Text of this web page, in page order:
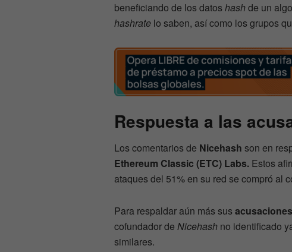
beneficiando de los datoshashde un
hashrate lo saben, así como los grupos
Respuesta a las
Los comentarios de Nicehash son en
Ethereum Classic (ETC) Labs. Estos
ataques del 51% en su red se compró al
Para respaldar aún más susacusaciones
cofundador de Nicehash no identificado
similares.